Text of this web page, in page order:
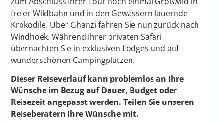
freier Wildbahn und in den Gewässern lauernde
Krokodile. Über Ghanzi fahren Sie nun zurück nach
Windhoek. Während Ihrer privaten Safari
übernachten Sie in exklusiven Lodges und auf
wunderschönen Campingplätzen.
Dieser Reiseverlauf kann problemlos an Ihre
Wünsche im Bezug auf Dauer, Budget oder
Reisezeit angepasst werden. Teilen Sie unseren
Reiseberatern Ihre Wünsche mit.